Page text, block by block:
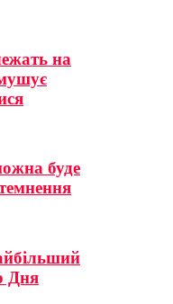
на
буде
Дня